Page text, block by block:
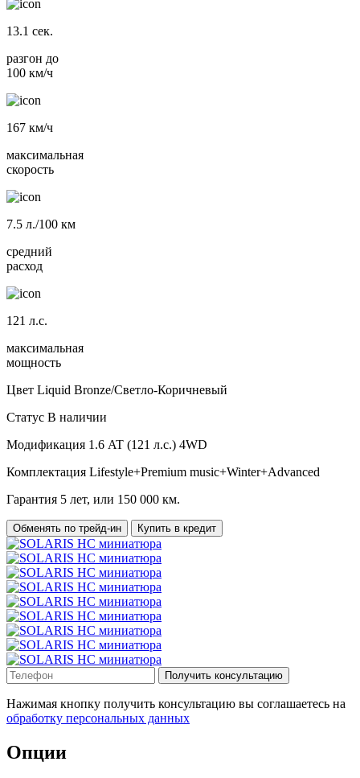
13.1 сек.
разгон до
100 км/ч
167 км/ч
максимальная
скорость
7.5 л./100 км
средний
расход
121 л.с.
максимальная
мощность
Цвет Liquid Bronze/Светло-Коричневый
Статус В наличии
Модификация 1.6 AT (121 л.с.) 4WD
Комплектация Lifestyle+Premium music+Winter+Advanced
Гарантия 5 лет, или 150 000 км.
Обменять по трейд-ин Купить в кредит
Получить консультацию
Нажимая кнопку получить консультацию вы соглашаетесь на
обработку персональных данных
Опции